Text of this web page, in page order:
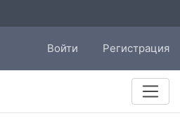
Войти Регистрация